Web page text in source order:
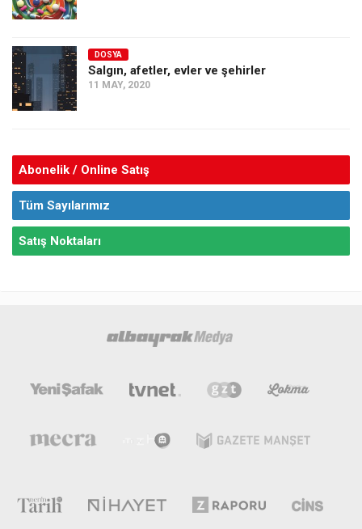
DOSYA
Salgın, afetler, evler ve şehirler
11 MAY, 2020
Abonelik / Online Satış
Tüm Sayılarımız
Satış Noktaları